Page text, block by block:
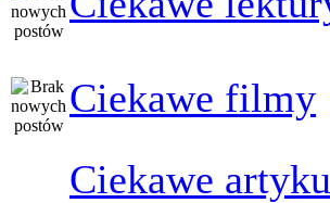
Ciekawe filmy
Ciekawe